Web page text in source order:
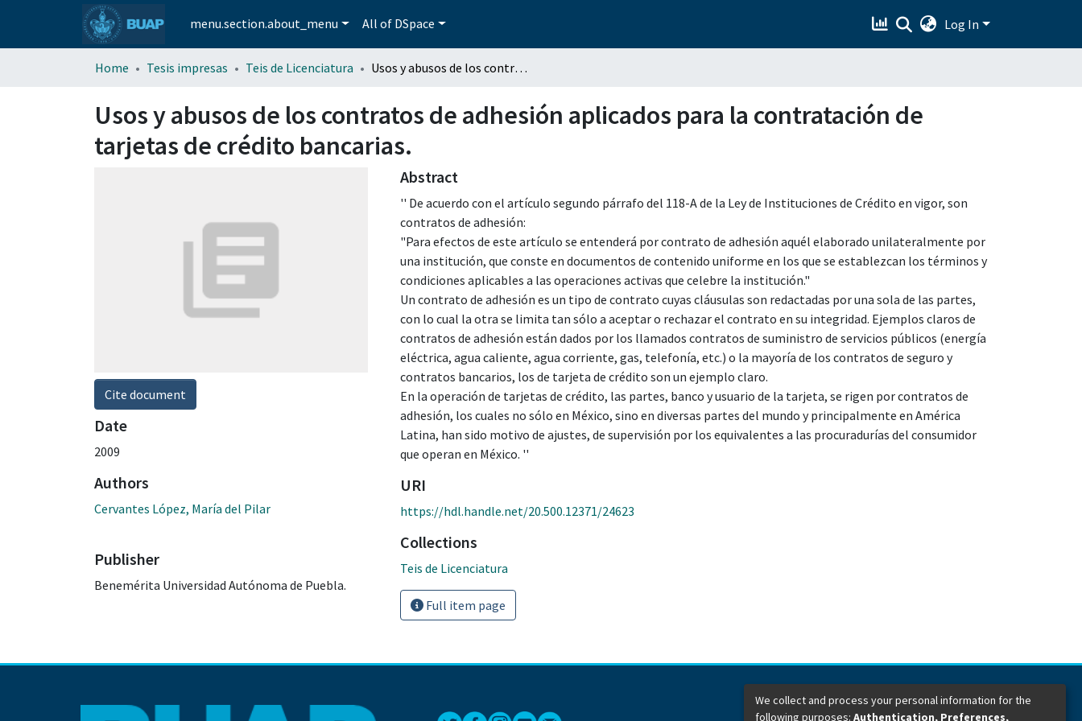
menu.section.about_menu All of DSpace Log In
Home Tesis impresas Teis de Licenciatura Usos y abusos de los contratos de adhesión aplicados para la contratación de tarjetas de crédito bancarias.
Usos y abusos de los contratos de adhesión aplicados para la contratación de
tarjetas de crédito bancarias.
Cite document
Date
2009
Authors
Cervantes López, María del Pilar
Publisher
Benemérita Universidad Autónoma de Puebla.
Abstract
'' De acuerdo con el artículo segundo párrafo del 118-A de la Ley de Instituciones de Crédito en vigor, son
contratos de adhesión:
"Para efectos de este artículo se entenderá por contrato de adhesión aquél elaborado unilateralmente por
una institución, que conste en documentos de contenido uniforme en los que se establezcan los términos y
condiciones aplicables a las operaciones activas que celebre la institución."
Un contrato de adhesión es un tipo de contrato cuyas cláusulas son redactadas por una sola de las partes,
con lo cual la otra se limita tan sólo a aceptar o rechazar el contrato en su integridad. Ejemplos claros de
contratos de adhesión están dados por los llamados contratos de suministro de servicios públicos (energía
eléctrica, agua caliente, agua corriente, gas, telefonía, etc.) o la mayoría de los contratos de seguro y
contratos bancarios, los de tarjeta de crédito son un ejemplo claro.
En la operación de tarjetas de crédito, las partes, banco y usuario de la tarjeta, se rigen por contratos de
adhesión, los cuales no sólo en México, sino en diversas partes del mundo y principalmente en América
Latina, han sido motivo de ajustes, de supervisión por los equivalentes a las procuradurías del consumidor
que operan en México. ''
URI
https://hdl.handle.net/20.500.12371/24623
Collections
Teis de Licenciatura
Full item page
Dirección General de Bibliotecas
We collect and process your personal information for the
following purposes: Authentication, Preferences,